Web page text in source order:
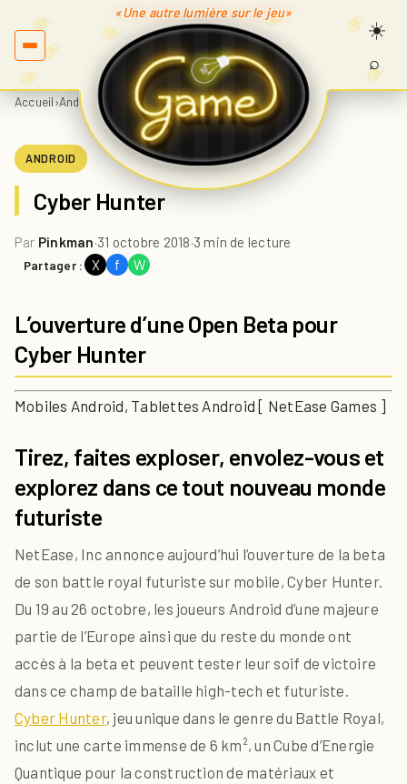
«Une autre lumière sur le jeu»
⌕
Accueil›Android› Cyber Hunter
ANDROID
Cyber Hunter
Par Pinkman·31 octobre 2018·3 min de lecture
Partager : X f W
L’ouverture d’une Open Beta pour
Cyber Hunter
Mobiles Android, Tablettes Android [ NetEase Games ]
Tirez, faites exploser, envolez-vous et
explorez dans ce tout nouveau monde
futuriste
NetEase, Inc annonce aujourd’hui l’ouverture de la beta
de son battle royal futuriste sur mobile, Cyber Hunter.
Du 19 au 26 octobre, les joueurs Android d’une majeure
partie de l’Europe ainsi que du reste du monde ont
accès à la beta et peuvent tester leur soif de victoire
dans ce champ de bataille high-tech et futuriste.
Cyber Hunter, jeu unique dans le genre du Battle Royal,
inclut une carte immense de 6 km², un Cube d’Energie
Quantique pour la construction de matériaux et